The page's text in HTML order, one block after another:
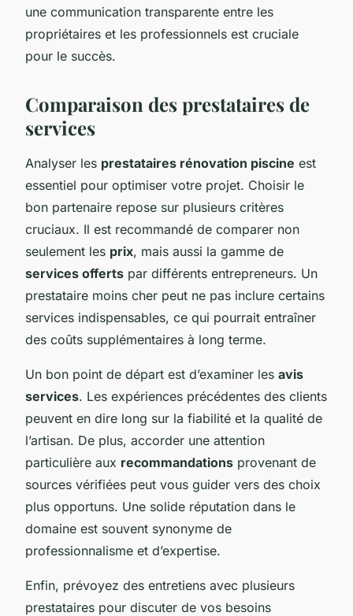
une communication transparente entre les
propriétaires et les professionnels est cruciale
pour le succès.
Comparaison des prestataires de
services
Analyser les prestataires rénovation piscine est
essentiel pour optimiser votre projet. Choisir le
bon partenaire repose sur plusieurs critères
cruciaux. Il est recommandé de comparer non
seulement les prix, mais aussi la gamme de
services offerts par différents entrepreneurs. Un
prestataire moins cher peut ne pas inclure certains
services indispensables, ce qui pourrait entraîner
des coûts supplémentaires à long terme.
Un bon point de départ est d’examiner les avis
services. Les expériences précédentes des clients
peuvent en dire long sur la fiabilité et la qualité de
l’artisan. De plus, accorder une attention
particulière aux recommandations provenant de
sources vérifiées peut vous guider vers des choix
plus opportuns. Une solide réputation dans le
domaine est souvent synonyme de
professionnalisme et d’expertise.
Enfin, prévoyez des entretiens avec plusieurs
prestataires pour discuter de vos besoins